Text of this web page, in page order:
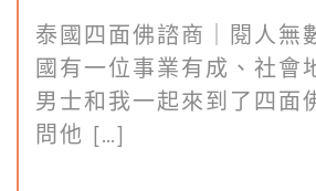
泰國四面佛諮商｜閱人無
國有一位事業有成、社會
男士和我一起來到了四面
問他 […]